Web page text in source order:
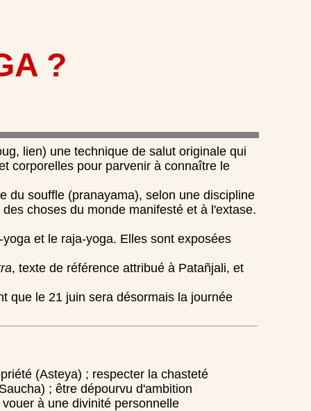
?
lien) une technique de salut originale qui
corporelles pour parvenir à connaître le
du souffle (pranayama), selon une discipline
choses du monde manifesté et à l'extase.
et le raja-yoga. Elles sont exposées
, texte de référence attribué à Patañjali, et
que le 21 juin sera désormais la journée
(Asteya) ; respecter la chasteté
; être dépourvu d'ambition
à une divinité personnelle